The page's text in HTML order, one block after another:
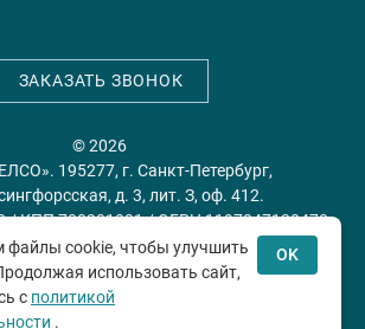
ЗАКАЗАТЬ ЗВОНОК
© 2026
195277, г. Санкт-Петербург,
д. 3, лит. З, оф. 412.
/ КПП 780201001 / ОГРН 1197847128478
соглашение
файлы cookie, чтобы улучшить
использовать сайт,
с политикой
.
OK